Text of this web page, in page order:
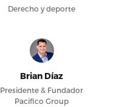
Derecho y deporte
Brian Díaz
Presidente & Fundador
Pacifico Group